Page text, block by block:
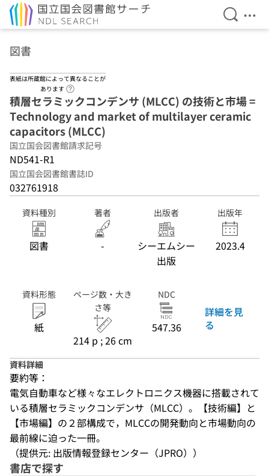
検索を
メ
図書
表紙は所蔵館によって異なることが
あります
積層セラミックコンデンサ (MLCC) の技術と市場 =
Technology and market of multilayer ceramic
capacitors (MLCC)
国立国会図書館請求記号
ND541-R1
国立国会図書館書誌ID
032761918
資料種別
図書
著者
-
出版者
シーエムシー
出版
出版年
2023.4
資料形態
紙
ページ数・大き
さ等
214 p ; 26 cm
NDC
547.36
詳細を見
る
資料詳細
要約等：
電気自動車など様々なエレクトロニクス機器に搭載されて
いる積層セラミックコンデンサ（MLCC）。【技術編】と
【市場編】の２部構成で，MLCCの開発動向と市場動向の
最前線に迫った一冊。
（提供元: 出版情報登録センター（JPRO））
書店で探す